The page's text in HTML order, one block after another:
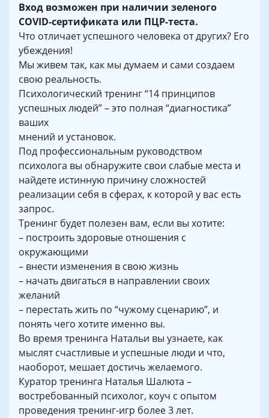
Вход возможен при наличии зеленого
COVID-сертификата или ПЦР-теста.
Что отличает успешного человека от других? Его
убеждения!
Мы живем так, как мы думаем и сами создаем
свою реальность.
Психологический тренинг “14 принципов
успешных людей” – это полная “диагностика”
ваших
мнений и установок.
Под профессиональным руководством
психолога вы обнаружите свои слабые места и
найдете истинную причину сложностей
реализации себя в сферах, к которой у вас есть
запрос.
Тренинг будет полезен вам, если вы хотите:
– построить здоровые отношения с
окружающими
– внести изменения в свою жизнь
– начать двигаться в направлении своих
желаний
– перестать жить по “чужому сценарию”, и
понять чего хотите именно вы.
Во время тренинга Натальи вы узнаете, как
мыслят счастливые и успешные люди и что,
наоборот, мешает достичь желаемого.
Куратор тренинга Наталья Шалюта –
востребованный психолог, коуч с опытом
проведения тренинг-игр более 3 лет.